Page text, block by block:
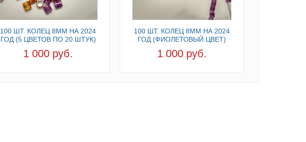
100 ШТ. КОЛЕЦ 8ММ НА 2024
ГОД (5 ЦВЕТОВ ПО 20 ШТУК)
1 000 руб.
100 ШТ. КОЛЕЦ 8ММ НА 2024
ГОД (ФИОЛЕТОВЫЙ ЦВЕТ)
1 000 руб.